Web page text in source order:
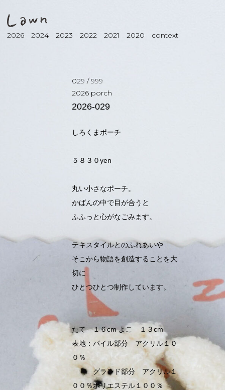
2026 2024 2023 2022 2021 2020 context
029 /999
2026 porch
2026-029
しろくまポーチ
５８３０yen
丸い小さなポーチ。
かばんの中で目が合うと
ふふっと心がなごみます。
テキスタイルとのふれあいや
そこから物語を創造することを大
切に
ひとつひとつ制作しています。
たて １６cm よこ １３cm
表地：パイル部分 アクリル１０
０％
グランド部分 アクリル１
００％ポリエステル１００％